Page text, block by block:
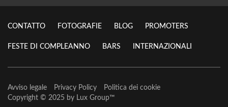
CONTATTO FOTOGRAFIE BLOG PROMOTERS
FESTE DI COMPLEANNO BARS INTERNAZIONALI
Avviso legale Privacy Policy
Politica dei cookie
Copyright © 2025 by Lux Group™